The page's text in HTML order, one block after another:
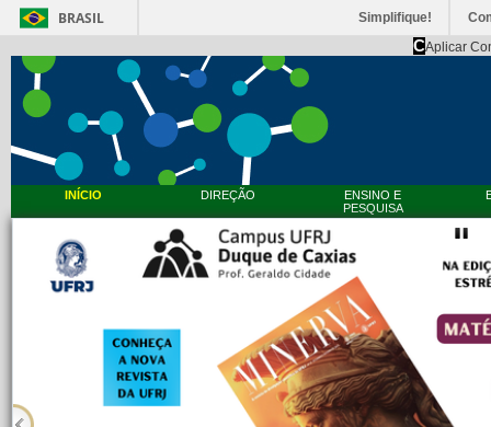
BRASIL Simplifique!
CAplicar
INÍCIO DIREÇÃO
ENSINO E
PESQUISA